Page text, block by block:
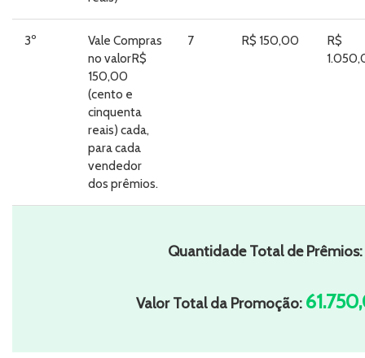
3º
Vale Compras
no valorR$
150,00
(cento e
cinquenta
reais) cada,
para cada
vendedor
dos prêmios.
7 R$ 150,00
R$
Quantidade Total de Prêmios:
Valor Total da Promoção: